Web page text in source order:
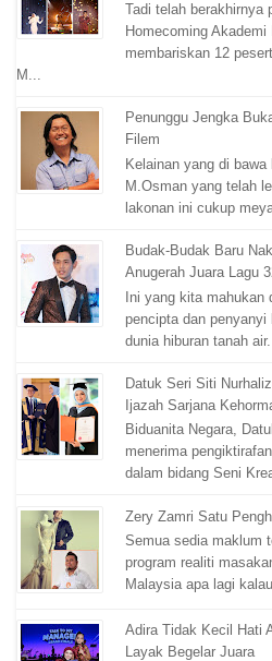
Tadi telah berakhirnya
Homecoming
membariskan 12
M...
Penunggu Jengka
Filem
Kelainan yang di
M.Osman yang telah
lakonan ini cukup
Budak-Budak Baru
Anugerah Juara Lagu
Ini yang kita mahukan
pencipta dan
dunia hiburan tanah
Datuk Seri Siti
Ijazah Sarjana
Biduanita Negara,
menerima
dalam bidang Seni
Zery Zamri Satu
Semua sedia maklum
program realiti
Malaysia apa lagi
Adira Tidak Kecil Hati
Layak Begelar Juara